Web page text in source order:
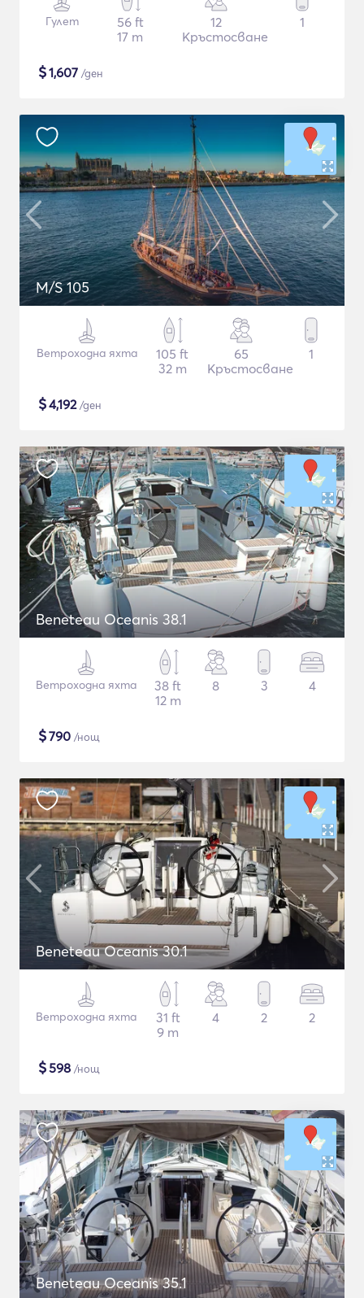
Гулет
56 ft
17 m
12
Кръстосване
1
$1,607 /ден
M/S 105
Ветроходна яхта
105 ft
32 m
65
Кръстосване
1
$4,192/ден
Beneteau Oceanis 38.1
Ветроходна яхта
38 ft
12 m
8 3 4
$790 /нощ
Beneteau Oceanis 30.1
Ветроходна яхта
31 ft
9 m
4 2 2
$598 /нощ
Beneteau Oceanis 35.1